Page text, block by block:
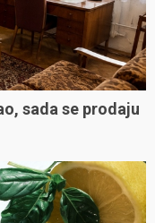
sada se prodaju